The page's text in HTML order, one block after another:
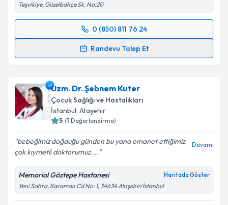
Teşvikiye, Güzelbahçe Sk. No:20
0 (850) 811 76 24
Randevu Talep Et
Randevu Takvimi Talebi
takvim hazırlandığında e-posta ile bilgilendireceğiz.
E-posta Adresiniz
kapsamda işlenmesini kabul ediyorum.
Uzm. Dr. Şebnem Kuter
Çocuk Sağlığı ve Hastalıkları
İstanbul, Ataşehir
5 (1 Değerlendirme)
bebeğimiz doğduğu günden bu yana emanet ettiğimiz
çok kıymetli doktorumuz....
Devamı
Memorial Göztepe Hastanesi Haritada Göster
Yeni Sahra, Karaman Cd No: 1, 34634 Ataşehir/İstanbul